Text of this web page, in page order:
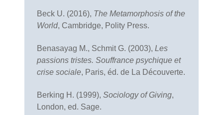
Beck U. (2016), The Metamorphosis of the
World, Cambridge, Polity Press.
Benasayag M., Schmit G. (2003), Les
passions tristes. Souffrance psychique et
crise sociale, Paris, éd. de La Découverte.
Berking H. (1999), Sociology of Giving,
London, ed. Sage.